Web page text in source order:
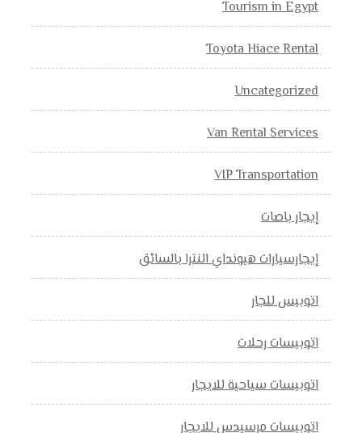
Tourism in Egypt
Toyota Hiace Rental
Uncategorized
Van Rental Services
VIP Transportation
إيجار باصات
إيجارسيارات هيونداي النترا بالسائق
اتوبيس للجار
اتوبيسات رحلات
اتوبيسات سياحية للايجار
اتوبيسات مرسيدس للايجار